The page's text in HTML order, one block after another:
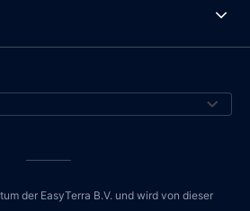
der EasyTerra B.V. und wird von dieser